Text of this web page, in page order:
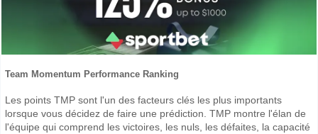
Team Momentum Performance Ranking
Les points TMP sont l'un des facteurs clés les plus importants
lorsque vous décidez de faire une prédiction. TMP montre l'élan de
l'équipe qui comprend les victoires, les nuls, les défaites, la capacité